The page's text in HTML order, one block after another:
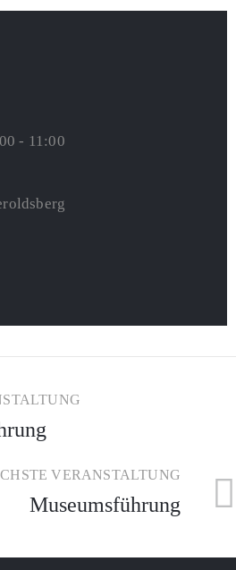
- 11:00
VERANSTALTUNG
Museumsführung